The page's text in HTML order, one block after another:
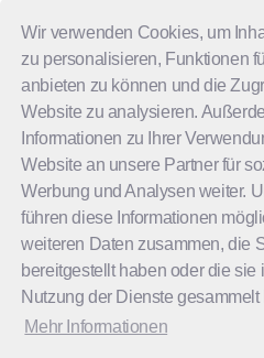
Wir verwenden Cookies, um
zu personalisieren, Funktionen
anbieten zu können und die
Website zu analysieren.
Informationen zu Ihrer
Website an unsere Partner für
Werbung und Analysen weiter.
führen diese Informationen
weiteren Daten zusammen, die
bereitgestellt haben oder die sie
Nutzung der Dienste gesammelt
Mehr Informationen
Singen
Anmelden: